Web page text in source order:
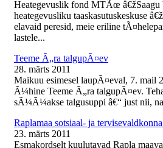
Heategevuslik fond MTÃœ â€žSaagu
heategevusliku taaskasutuskeskuse
elavaid peresid, meie eriline
lastele...
Teeme Ã„ra talgupÃ¤ev
28. märts 2011
Maikuu esimesel laupÃ¤eval, 7.
Ã¼hine Teeme Ã„ra talgupÃ¤ev.
sÃ¼Ã¼akse talgusuppi â€“ just nii,
Raplamaa sotsiaal- ja
23. märts 2011
Esmakordselt kuulutavad Rapla